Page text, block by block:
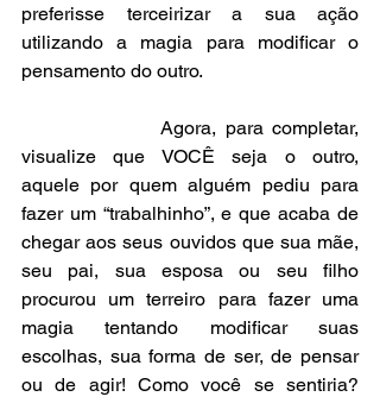
preferisse terceirizar a sua ação
utilizando a magia para modificar o
pensamento do outro.
                Agora, para completar,
visualize que VOCÊ seja o outro,
aquele por quem alguém pediu para
fazer um “trabalhinho”, e que acaba de
chegar aos seus ouvidos que sua mãe,
seu pai, sua esposa ou seu filho
procurou um terreiro para fazer uma
magia tentando modificar suas
escolhas, sua forma de ser, de pensar
ou de agir! Como você se sentiria?